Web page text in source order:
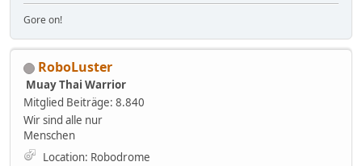
Gore on!
RoboLuster
Muay Thai Warrior
Mitglied Beiträge: 8.840
Wir sind alle nur
Menschen
Location: Robodrome